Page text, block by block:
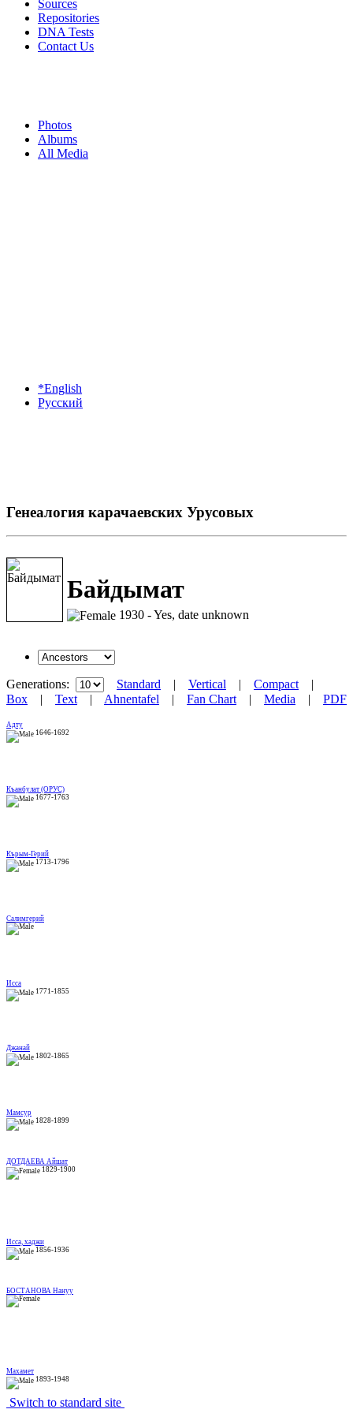
Photos
Albums
All Media
Sources
Repositories
DNA Tests
Contact Us
*English
Русский
Генеалогия карачаевских Урусовых
Байдымат
1930 - Yes, date unknown
Generations: Standard | Vertical | Compact |
Box | Text | Ahnentafel | Fan Chart | Media | PDF
Адту
1646-1692
Къанбулат (ОРУС)
1677-1763
Кърым-Герий
1713-1796
Салимгерий
Исса
1771-1855
Джанай
1802-1865
Мамсур
1828-1899
ДОТДАЕВА Айшат
1829-1900
Исса, хаджи
1856-1936
БОСТАНОВА Нануу
Махамет
1893-1948
Switch to standard site